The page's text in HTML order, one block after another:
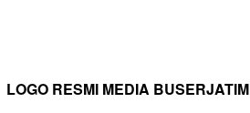
LOGO RESMI MEDIA BUSERJATIM